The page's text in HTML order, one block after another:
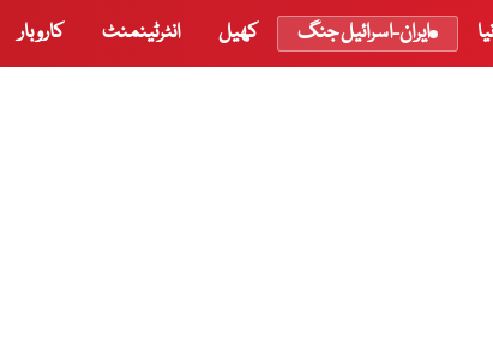
ایران-اسرائیل جنگ کھیل انٹرٹینمنٹ کاروبار